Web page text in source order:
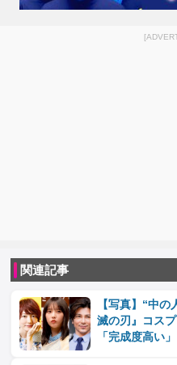
関連記事
【写真】“中
滅の刃』コス
「完成度高い」